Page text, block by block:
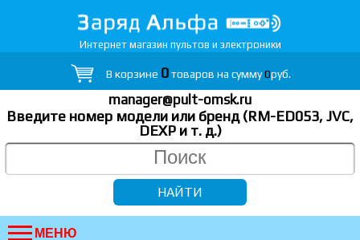
Интернет магазин пультов и электроники
В корзине 0товаров на сумму0руб.
manager@pult-omsk.ru
Введите номер модели или бренд (RM-ED053, JVC,
DEXP и т. д.)
МЕНЮ